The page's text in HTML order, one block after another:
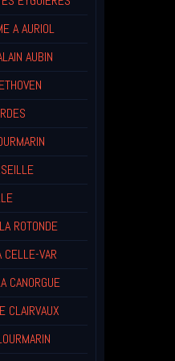
A AURIOL
AUBIN
ROTONDE
CELLE-VAR
CANORGUE
CLAIRVAUX